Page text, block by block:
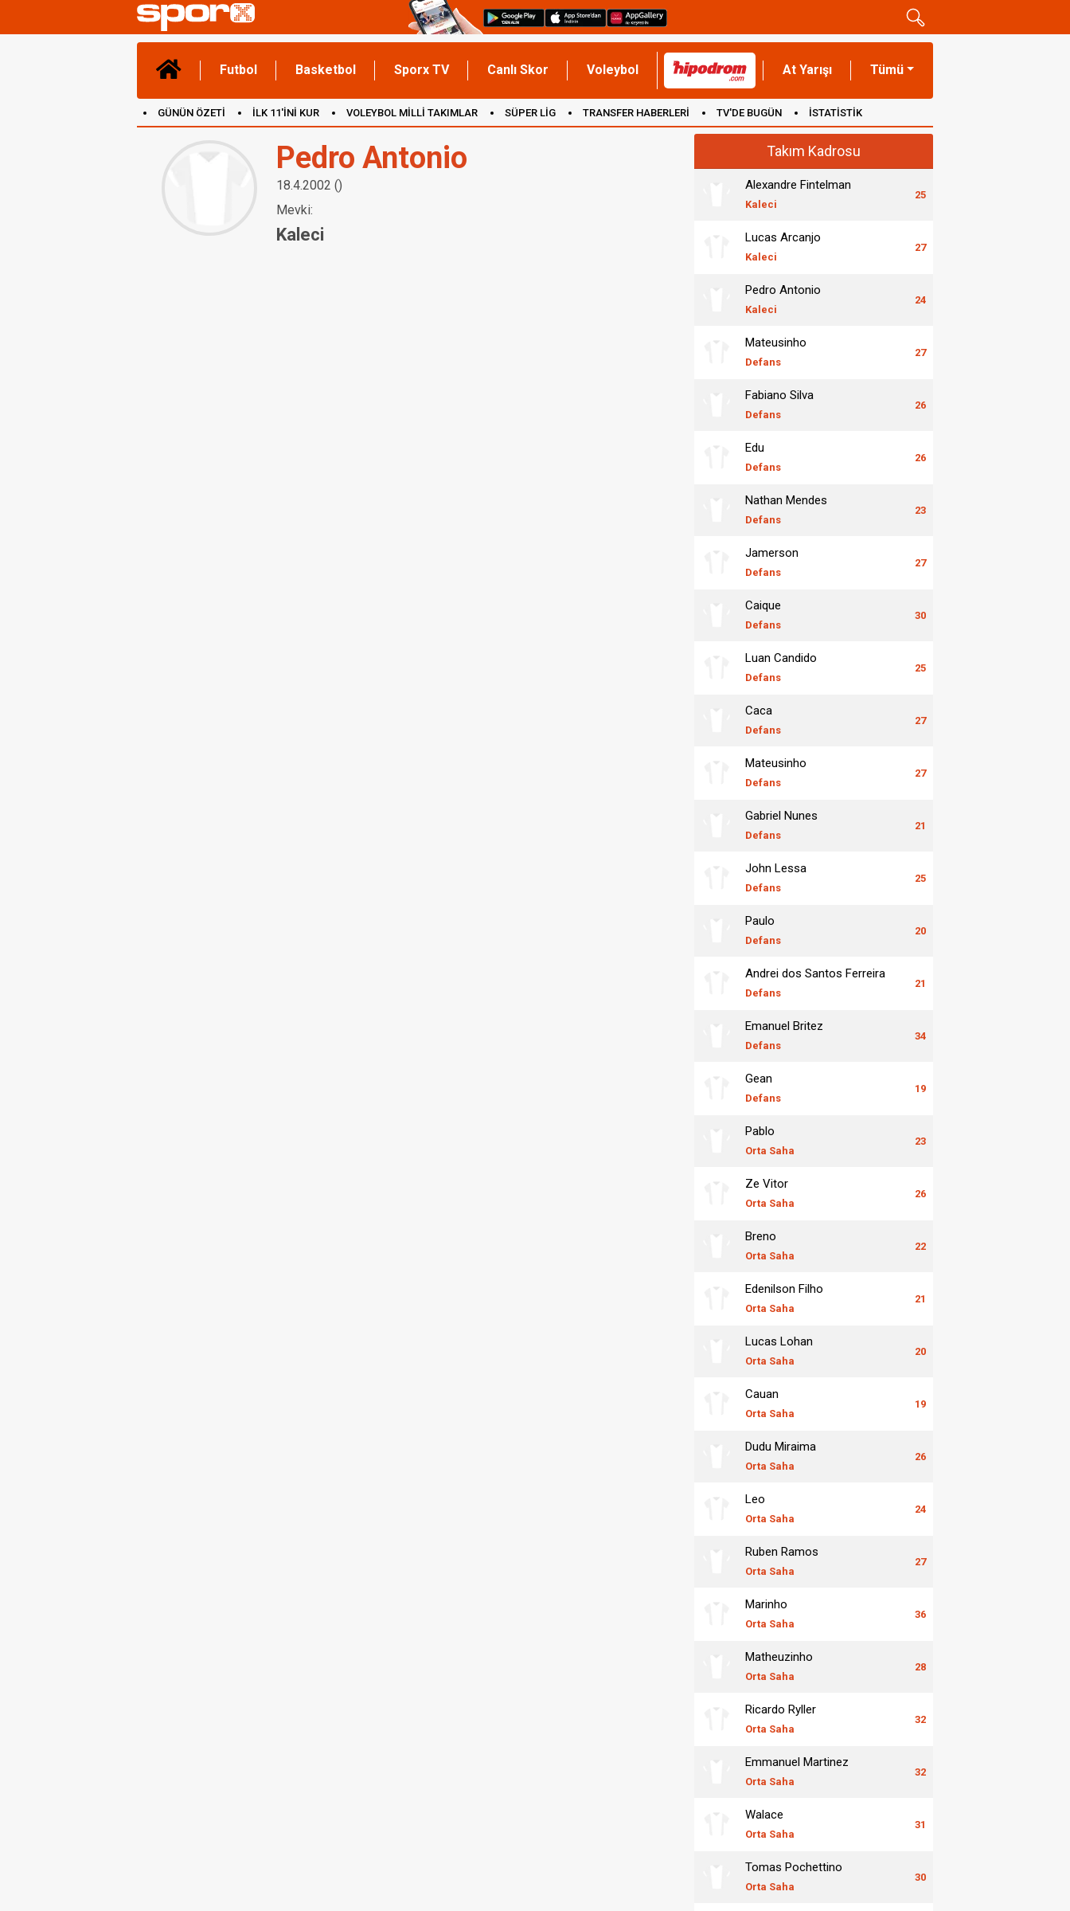
Futbol Basketbol Sporx TV Canlı Skor Voleybol At Yarışı Tümü
GÜNÜN ÖZETİ İLK 11'İNİ KUR VOLEYBOL MİLLİ TAKIMLAR SÜPER LİG TRANSFER HABERLERİ TV'DE BUGÜN İSTATİSTİK
Pedro Antonio
18.4.2002 ()
Mevki:
Kaleci
Takım Kadrosu
Alexandre Fintelman
Kaleci
25
Lucas Arcanjo
Kaleci
27
Pedro Antonio
Kaleci
24
Mateusinho
Defans
27
Fabiano Silva
Defans
26
Edu
Defans
26
Nathan Mendes
Defans
23
Jamerson
Defans
27
Caique
Defans
30
Luan Candido
Defans
25
Caca
Defans
27
Mateusinho
Defans
27
Gabriel Nunes
Defans
21
John Lessa
Defans
25
Paulo
Defans
20
Andrei dos Santos Ferreira
Defans
21
Emanuel Britez
Defans
34
Gean
Defans
19
Pablo
Orta Saha
23
Ze Vitor
Orta Saha
26
Breno
Orta Saha
22
Edenilson Filho
Orta Saha
21
Lucas Lohan
Orta Saha
20
Cauan
Orta Saha
19
Dudu Miraima
Orta Saha
26
Leo
Orta Saha
24
Ruben Ramos
Orta Saha
27
Marinho
Orta Saha
36
Matheuzinho
Orta Saha
28
Ricardo Ryller
Orta Saha
32
Emmanuel Martinez
Orta Saha
32
Walace
Orta Saha
31
Tomas Pochettino
Orta Saha
30